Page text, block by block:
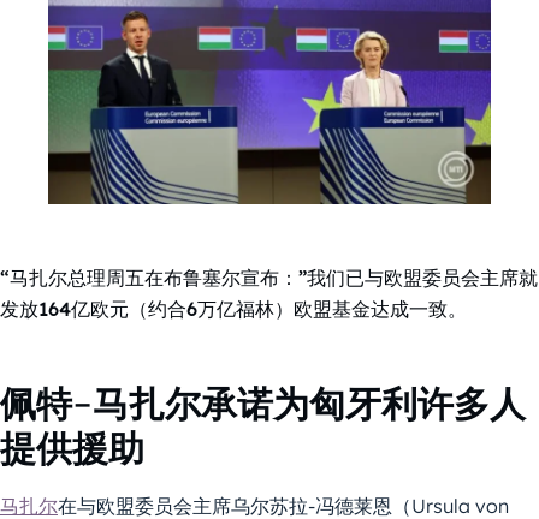
“马扎尔总理周五在布鲁塞尔宣布：”我们已与欧盟委员会主席就
发放164亿欧元（约合6万亿福林）欧盟基金达成一致。
佩特-马扎尔承诺为匈牙利许多人
提供援助
马扎尔在与欧盟委员会主席乌尔苏拉-冯德莱恩（Ursula von